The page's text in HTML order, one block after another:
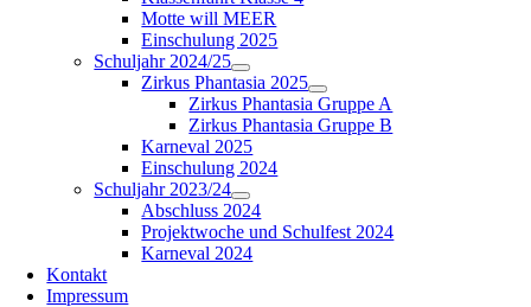
Motte will MEER
Einschulung 2025
Schuljahr 2024/25
Zirkus Phantasia 2025
Zirkus Phantasia Gruppe A
Zirkus Phantasia Gruppe B
Karneval 2025
Einschulung 2024
Schuljahr 2023/24
Abschluss 2024
Projektwoche und Schulfest 2024
Karneval 2024
Kontakt
Impressum